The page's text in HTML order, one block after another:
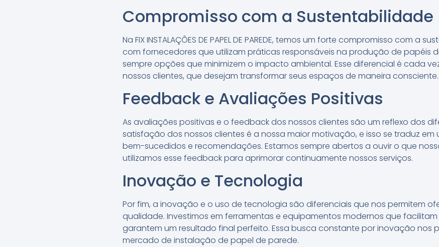
Compromisso com a Sustentabilidade
Na FIX INSTALAÇÕES DE PAPEL DE PAREDE, temos um forte compromisso com a
com fornecedores que utilizam práticas responsáveis na produção de papéis
sempre opções que minimizem o impacto ambiental. Esse diferencial é cada
nossos clientes, que desejam transformar seus espaços de maneira consciente.
Feedback e Avaliações Positivas
As avaliações positivas e o feedback dos nossos clientes são um reflexo dos
satisfação dos nossos clientes é a nossa maior motivação, e isso se traduz em
bem-sucedidos e recomendações. Estamos sempre abertos a ouvir o que
utilizamos esse feedback para aprimorar continuamente nossos serviços.
Inovação e Tecnologia
Por fim, a inovação e o uso de tecnologia são diferenciais que nos permitem
qualidade. Investimos em ferramentas e equipamentos modernos que
garantem um resultado final perfeito. Essa busca constante por inovação nos
mercado de instalação de papel de parede.